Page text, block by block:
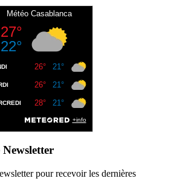
pour recevoir les dernières